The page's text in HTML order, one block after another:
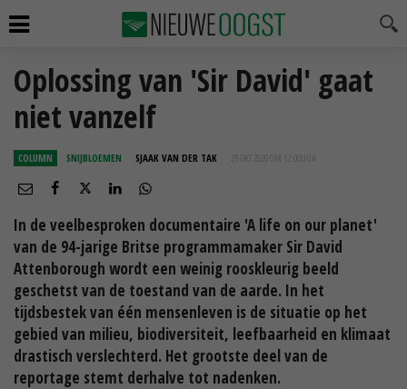
Oplossing van 'Sir David' gaat
niet vanzelf
COLUMN SNIJBLOEMEN SJAAK VAN DER TAK 29 OKT 2020 OM 12:00
In de veelbesproken documentaire 'A life on our planet'
van de 94-jarige Britse programmamaker Sir David
Attenborough wordt een weinig rooskleurig beeld
geschetst van de toestand van de aarde. In het
tijdsbestek van één mensenleven is de situatie op het
gebied van milieu, biodiversiteit, leefbaarheid en klimaat
drastisch verslechterd. Het grootste deel van de
reportage stemt derhalve tot nadenken.